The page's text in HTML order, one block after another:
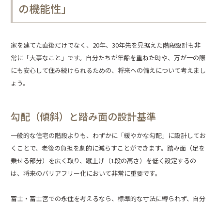
の機能性」
家を建てた直後だけでなく、20年、30年先を見据えた階段設計も非
常に「大事なこと」です。自分たちが年齢を重ねた時や、万が一の際
にも安心して住み続けられるための、将来への備えについて考えまし
ょう。
勾配（傾斜）と踏み面の設計基準
一般的な住宅の階段よりも、わずかに「緩やかな勾配」に設計してお
くことで、老後の負担を劇的に減らすことができます。踏み面（足を
乗せる部分）を広く取り、蹴上げ（1段の高さ）を低く設定するの
は、将来のバリアフリー化において非常に重要です。
富士・富士宮での永住を考えるなら、標準的な寸法に縛られず、自分